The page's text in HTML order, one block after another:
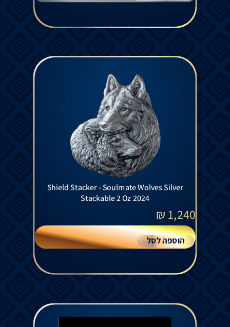
Shield Stacker - Soulmate Wolves Silver
Stackable 2 Oz 2024
1,240
₪
הוספה לסל